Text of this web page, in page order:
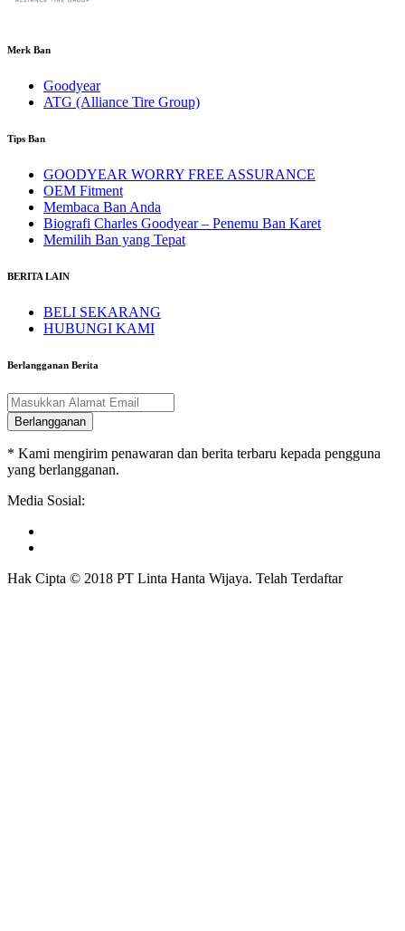
Merk Ban
Goodyear
ATG (Alliance Tire Group)
Tips Ban
GOODYEAR WORRY FREE ASSURANCE
OEM Fitment
Membaca Ban Anda
Biografi Charles Goodyear – Penemu Ban Karet
Memilih Ban yang Tepat
BERITA LAIN
BELI SEKARANG
HUBUNGI KAMI
Berlangganan Berita
Berlangganan
* Kami mengirim penawaran dan berita terbaru kepada pengguna
yang berlangganan.
Media Sosial:
Hak Cipta © 2018 PT Linta Hanta Wijaya. Telah Terdaftar